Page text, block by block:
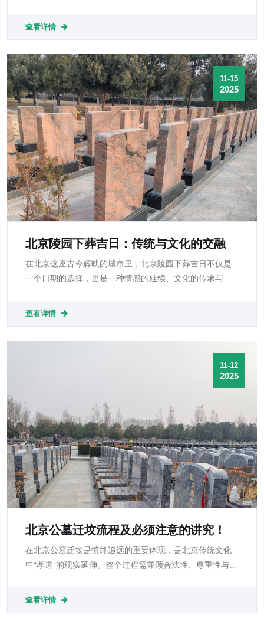
展。掌握正确的殡葬知识、了解合同细节与流程，不仅能
查看详情
11-15
2025
北京陵园下葬吉日：传统与文化的交融
在北京这座古今辉映的城市里，北京陵园下葬吉日不仅是
一个日期的选择，更是一种情感的延续、文化的传承与对
愿仍然存在：愿逝者安息，愿家人心安。吉日，让告别更
查看详情
11-12
2025
北京公墓迁坟流程及必须注意的讲究！
在北京公墓迁坟是慎终追远的重要体现，是北京传统文化
中“孝道”的现实延伸。整个过程需兼顾合法性、尊重性与文
家属的情感有所寄托。
查看详情